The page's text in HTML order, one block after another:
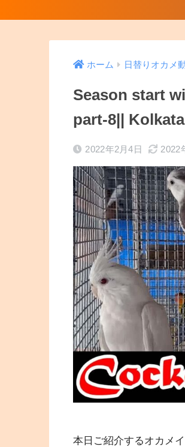
ホーム 日替りオカメ
Season start
part-8||
2022年2月4日 2022
本日ご紹介するオカメ